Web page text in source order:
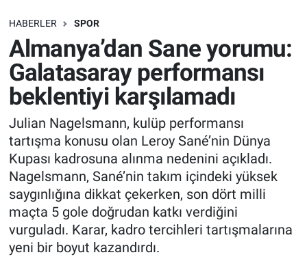
HABERLER SPOR
Almanya’dan Sane yorumu:
Galatasaray performansı
beklentiyi karşılamadı
Julian Nagelsmann, kulüp performansı
tartışma konusu olan Leroy Sané’nin Dünya
Kupası kadrosuna alınma nedenini açıkladı.
Nagelsmann, Sané’nin takım içindeki yüksek
saygınlığına dikkat çekerken, son dört milli
maçta 5 gole doğrudan katkı verdiğini
vurguladı. Karar, kadro tercihleri tartışmalarına
yeni bir boyut kazandırdı.
SAĞLIK
EKONOMİ
EĞİTİM
ÖZEL HABER
Keşfet
ASTROLOJİ
MANŞET